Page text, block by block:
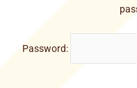
Password: